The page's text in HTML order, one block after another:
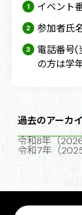
イベント
参加者氏
電話番号
の方は学
過去のアーカ
令和8年（2026
令和7年（2025